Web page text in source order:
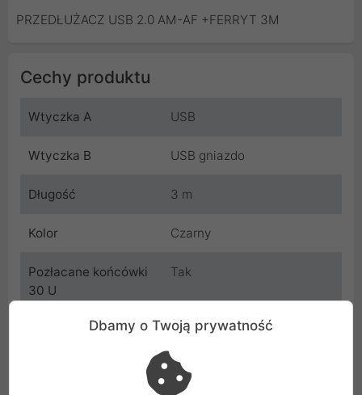
PRZEDŁUŻACZ USB 2.0 AM-AF +FERRYT 3M
Cechy produktu
Wtyczka A USB
Wtyczka B USB gniazdo
Długość 3 m
Kolor Czarny
Pozłacane końcówki
30 U
Tak
Ferrytowy filtr Tak
OEM
Dbamy o Twoją prywatność